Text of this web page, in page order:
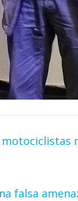
falsa